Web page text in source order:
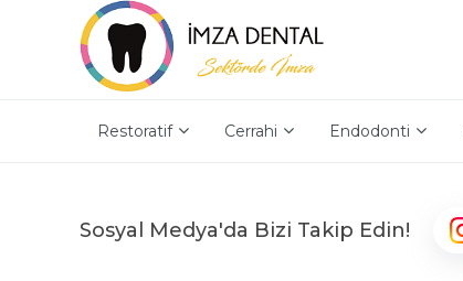
Restoratif Cerrahi Endodonti
Sosyal Medya'da Bizi Takip Edin!